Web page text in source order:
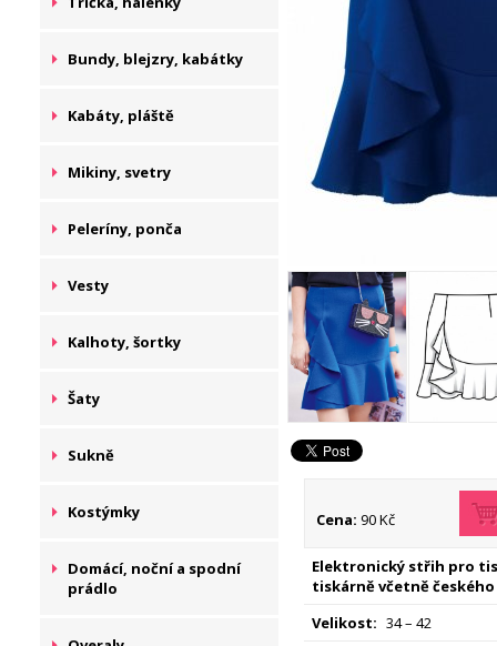
Bundy, blejzry, kabátky
Kabáty, pláště
Mikiny, svetry
Peleríny, ponča
Vesty
Kalhoty, šortky
Šaty
Sukně
Kostýmky
Domácí, noční a spodní
prádlo
Cena: 90 Kč
Elektronický střih pro
tiskárně včetně českého
Velikost: 34 – 42